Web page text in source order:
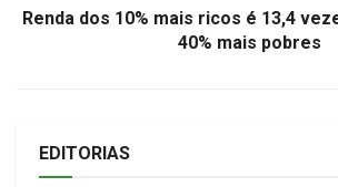
Renda dos 10% mais ricos é 13,4
40% mais pobres
EDITORIAS